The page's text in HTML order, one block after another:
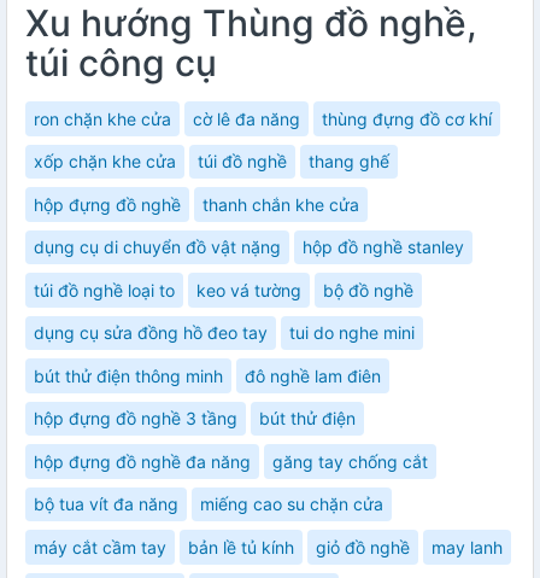
Xu hướng Thùng đồ nghề,
túi công cụ
ron chặn khe cửa cờ lê đa năng thùng đựng đồ cơ khí
xốp chặn khe cửa túi đồ nghề thang ghế
hộp đựng đồ nghề thanh chắn khe cửa
dụng cụ di chuyển đồ vật nặng hộp đồ nghề stanley
túi đồ nghề loại to keo vá tường bộ đồ nghề
dụng cụ sửa đồng hồ đeo tay tui do nghe mini
bút thử điện thông minh đô nghề lam điên
hộp đựng đồ nghề 3 tầng bút thử điện
hộp đựng đồ nghề đa năng găng tay chống cắt
bộ tua vít đa năng miếng cao su chặn cửa
máy cắt cầm tay bản lề tủ kính giỏ đồ nghề may lanh